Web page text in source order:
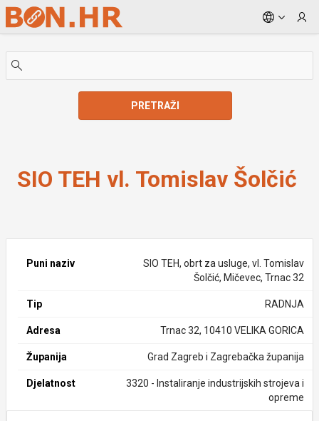
Skip to Main Content
PRETRAŽI
SIO TEH vl. Tomislav Šolčić
Puni naziv
SIO TEH, obrt za usluge, vl. Tomislav
Šolčić, Mičevec, Trnac 32
Tip RADNJA
Adresa Trnac 32, 10410 VELIKA GORICA
Županija Grad Zagreb i Zagrebačka županija
Djelatnost
3320 - Instaliranje industrijskih strojeva i
opreme